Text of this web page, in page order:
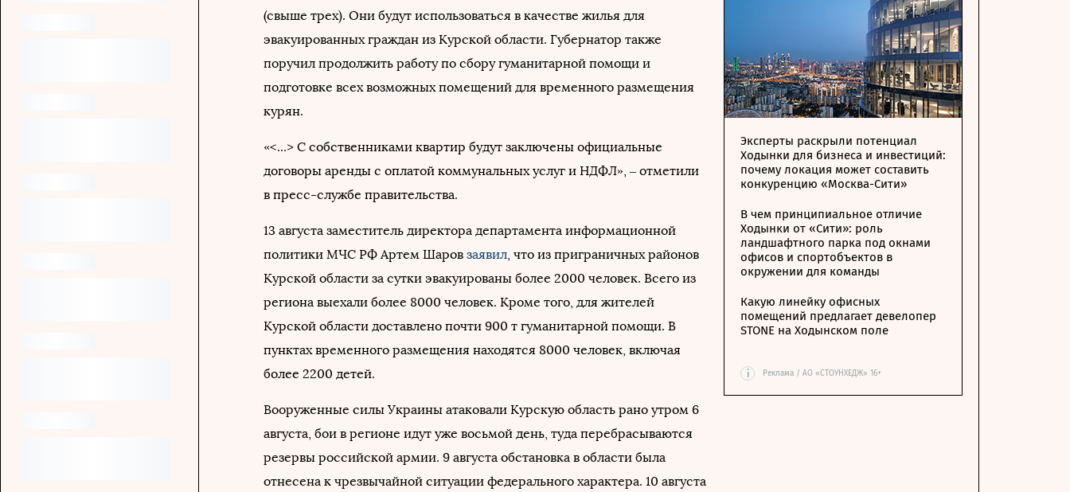
(свыше трех). Они будут использоваться в качестве жилья для
эвакуированных граждан из Курской области. Губернатор также
поручил продолжить работу по сбору гуманитарной помощи и
подготовке всех возможных помещений для временного размещения
курян.
«<...> С собственниками квартир будут заключены официальные
договоры аренды с оплатой коммунальных услуг и НДФЛ», – отметили
в пресс-службе правительства.
13 августа заместитель директора департамента информационной
политики МЧС РФ Артем Шаров заявил, что из приграничных районов
Курской области за сутки эвакуированы более 2000 человек. Всего из
региона выехали более 8000 человек. Кроме того, для жителей
Курской области доставлено почти 900 т гуманитарной помощи. В
пунктах временного размещения находятся 8000 человек, включая
более 2200 детей.
Вооруженные силы Украины атаковали Курскую область рано утром 6
августа, бои в регионе идут уже восьмой день, туда перебрасываются
резервы российской армии. 9 августа обстановка в области была
отнесена к чрезвычайной ситуации федерального характера. 10 августа
Эксперты раскрыли потенциал
Ходынки для бизнеса и инвестиций:
почему локация может составить
конкуренцию «Москва-Сити»
В чем принципиальное отличие
Ходынки от «Сити»: роль
ландшафтного парка под окнами
офисов и спортобъектов в
окружении для команды
Какую линейку офисных
помещений предлагает девелопер
STONE на Ходынском поле
i Реклама / АО «СТОУНХЕДЖ» 16+